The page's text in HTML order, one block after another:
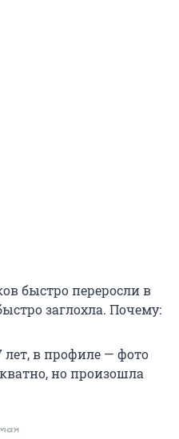
быстро переросли в
заглохла. Почему:
в профиле — фото
но произошла